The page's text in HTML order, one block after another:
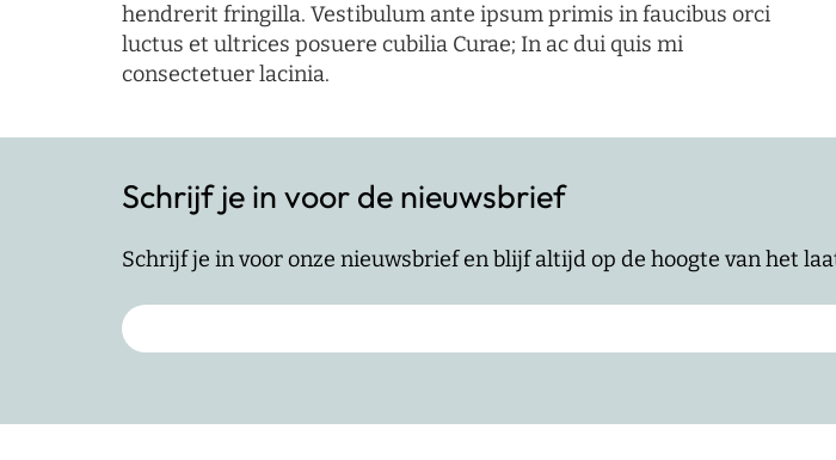
hendrerit fringilla. Vestibulum ante ipsum primis in faucibus orci
luctus et ultrices posuere cubilia Curae; In ac dui quis mi
consectetuer lacinia.
Schrijf je in voor de nieuwsbrief
Schrijf je in voor onze nieuwsbrief en blijf altijd op de hoogte van het